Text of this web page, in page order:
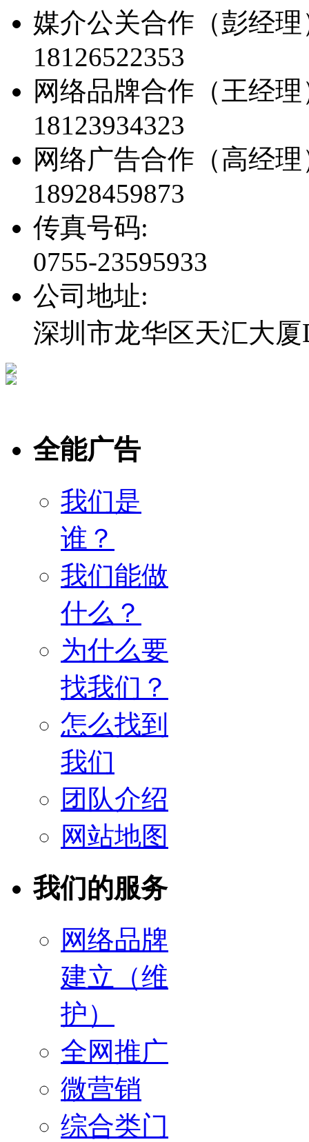
媒介公关合作（彭经理
18126522353
网络品牌合作（王经理
18123934323
网络广告合作（高经理
18928459873
传真号码:
0755-23595933
公司地址:
深圳市龙华区天汇大厦
全能广告
我们是
谁？
我们能做
什么？
为什么要
找我们？
怎么找到
我们
团队介绍
网站地图
我们的服务
网络品牌
建立（维
护）
全网推广
微营销
综合类门